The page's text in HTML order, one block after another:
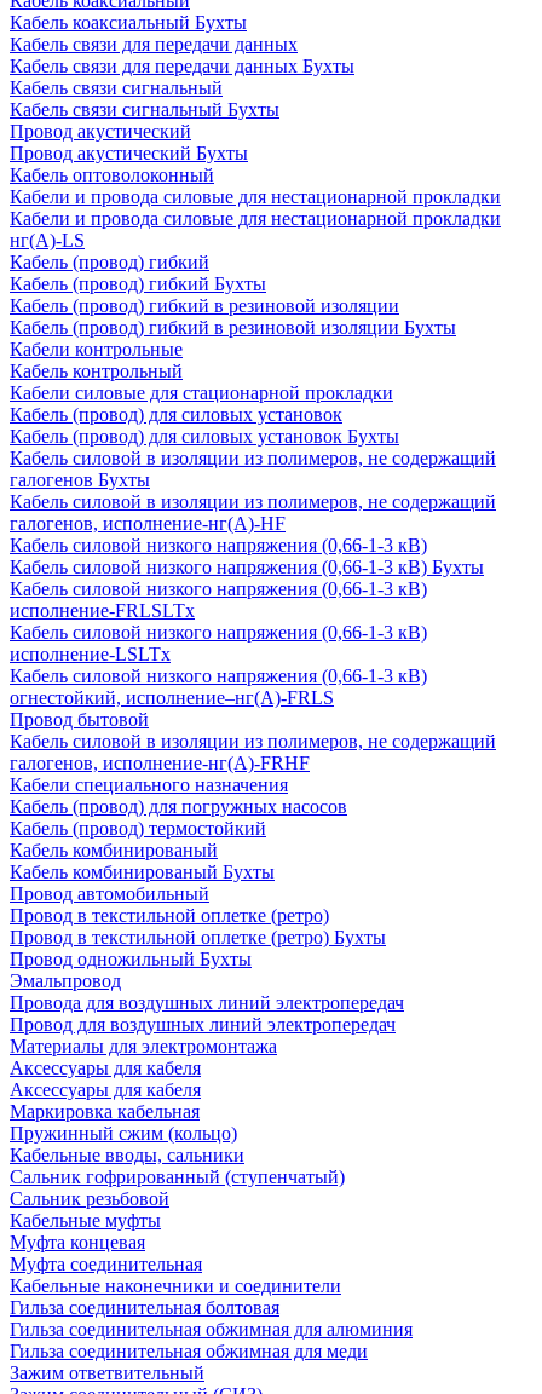
Кабель коаксиальный Бухты
Кабель связи для передачи данных
Кабель связи для передачи данных Бухты
Кабель связи сигнальный
Кабель связи сигнальный Бухты
Провод акустический
Провод акустический Бухты
Кабель оптоволоконный
Кабели и провода силовые для нестационарной прокладки
Кабели и провода силовые для нестационарной прокладки
нг(А)-LS
Кабель (провод) гибкий
Кабель (провод) гибкий Бухты
Кабель (провод) гибкий в резиновой изоляции
Кабель (провод) гибкий в резиновой изоляции Бухты
Кабели контрольные
Кабель контрольный
Кабели силовые для стационарной прокладки
Кабель (провод) для силовых установок
Кабель (провод) для силовых установок Бухты
Кабель силовой в изоляции из полимеров, не содержащий
галогенов Бухты
Кабель силовой в изоляции из полимеров, не содержащий
галогенов, исполнение-нг(А)-HF
Кабель силовой низкого напряжения (0,66-1-3 кВ)
Кабель силовой низкого напряжения (0,66-1-3 кВ) Бухты
Кабель силовой низкого напряжения (0,66-1-3 кВ)
исполнение-FRLSLTx
Кабель силовой низкого напряжения (0,66-1-3 кВ)
исполнение-LSLTx
Кабель силовой низкого напряжения (0,66-1-3 кВ)
огнестойкий, исполнение–нг(А)-FRLS
Провод бытовой
Кабель силовой в изоляции из полимеров, не содержащий
галогенов, исполнение-нг(А)-FRHF
Кабели специального назначения
Кабель (провод) для погружных насосов
Кабель (провод) термостойкий
Кабель комбинированый
Кабель комбинированый Бухты
Провод автомобильный
Провод в текстильной оплетке (ретро)
Провод в текстильной оплетке (ретро) Бухты
Провод одножильный Бухты
Эмальпровод
Провода для воздушных линий электропередач
Провод для воздушных линий электропередач
Материалы для электромонтажа
Аксессуары для кабеля
Аксессуары для кабеля
Маркировка кабельная
Пружинный сжим (кольцо)
Кабельные вводы, сальники
Сальник гофрированный (ступенчатый)
Сальник резьбовой
Кабельные муфты
Муфта концевая
Муфта соединительная
Кабельные наконечники и соединители
Гильза соединительная болтовая
Гильза соединительная обжимная для алюминия
Гильза соединительная обжимная для меди
Зажим ответвительный